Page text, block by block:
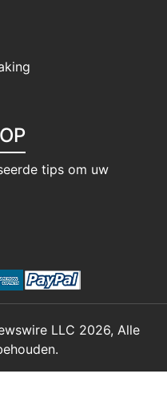
tips om uw
LLC 2026, Alle